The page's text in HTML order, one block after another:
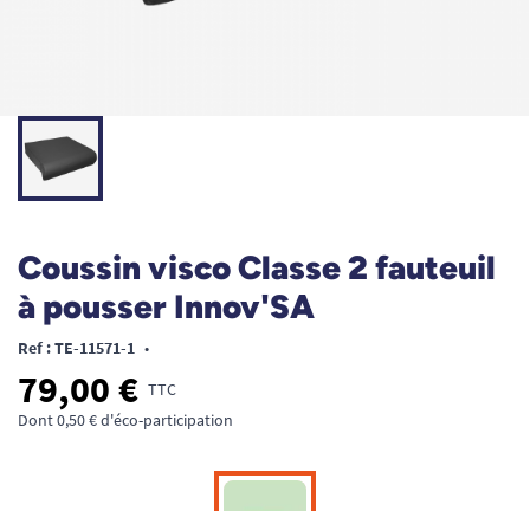
Coussin visco Classe 2 fauteuil
à pousser Innov'SA
Ref : TE-11571-1 •
79,00 € TTC
Dont 0,50 € d'éco-participation